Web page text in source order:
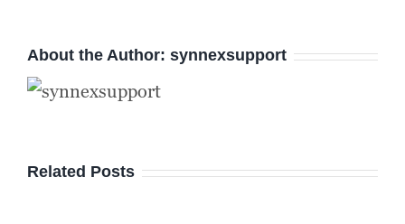
About the Author: synnexsupport
Related Posts